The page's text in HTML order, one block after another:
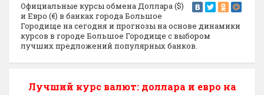
Официальные курсы обмена Доллара ($)
и Евро (€) в банках города Большое
Городище на сегодня и прогнозы на основе динамики
курсов в городе Большое Городище с выбором
лучших предложений популярных банков.
Лучший курс валют: доллара и евро на